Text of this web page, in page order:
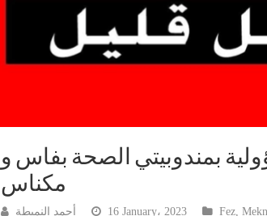
بمندوبيتي الصحة بفاس و
مكناس
أحمد النميطة 16 January، 2023 Fez,